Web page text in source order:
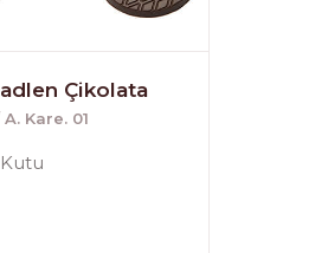
Çikolata
A. Kare. 01